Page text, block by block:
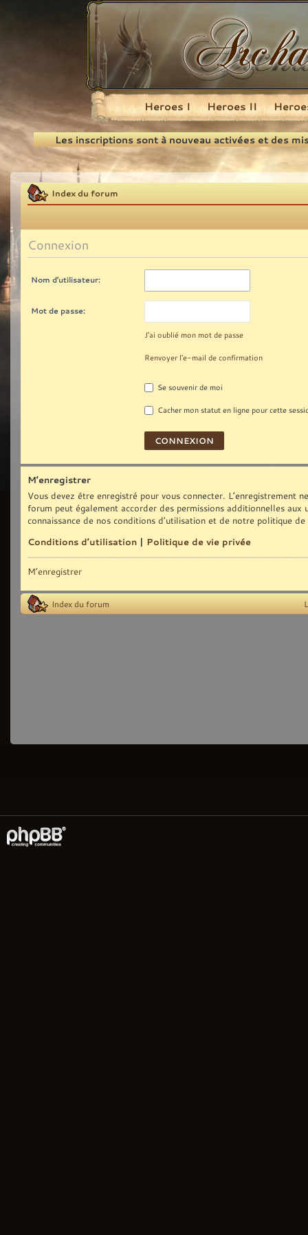
Recherche
Heroes I Heroes II
Les inscriptions sont à nouveau activées et des
Index du forum
Connexion
Nom d’utilisateur:
Mot de passe:
J’ai oublié mon mot de passe
Renvoyer l’e-mail de confirmation
Se souvenir de moi
Cacher mon statut en ligne pour cette
M’enregistrer
Vous devez être enregistré pour vous connecter. L’enregistrement
forum peut également accorder des permissions additionnelles
connaissance de nos conditions d’utilisation et de notre politique
Conditions d’utilisation | Politique de vie privée
M’enregistrer
Index du forum